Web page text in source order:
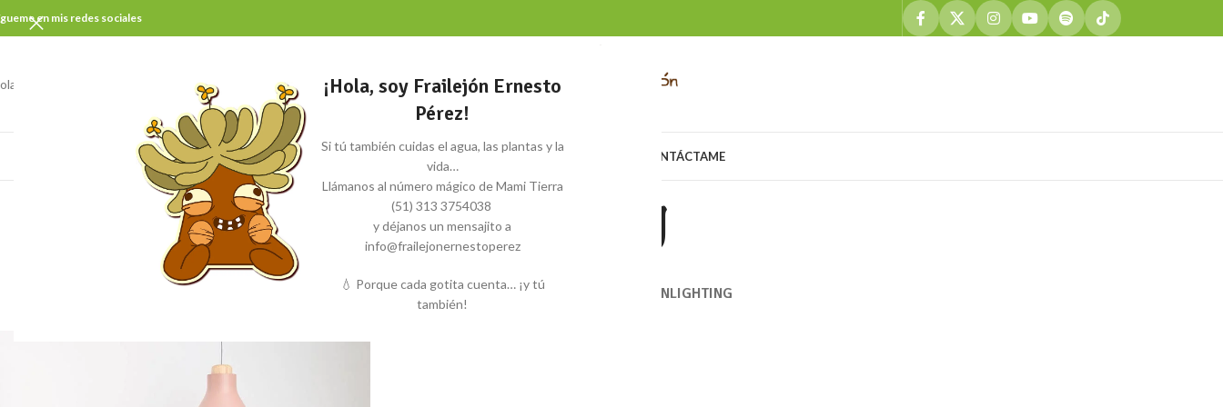
¡Hola, soy Frailejón Ernesto
Pérez!
Si tú también cuidas el agua, las plantas y la
vida…
Llámanos al número mágico de Mami Tierra
(51) 313 3754038
y déjanos un mensajito a
info@frailejonernestoperez
💧 Porque cada gotita cuenta… ¡y tú
también!
en mis redes sociales
mi nombre es
COCREA MIS PROYECTOS CONTÁCTAME
Lighting
ALLACCESSORIESDECORFURNITURE KITCHENLIGHTING